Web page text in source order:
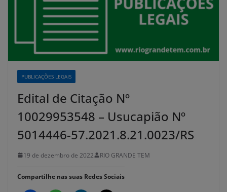
PUBLICAÇÕES LEGAIS
Edital de Citação Nº
10029953548 – Usucapião Nº
5014446-57.2021.8.21.0023/RS
19 de dezembro de 2022 RIO GRANDE TEM
Compartilhe nas suas Redes Sociais